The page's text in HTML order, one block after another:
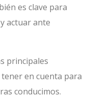
es clave para
actuar ante
principales
en cuenta para
conducimos.